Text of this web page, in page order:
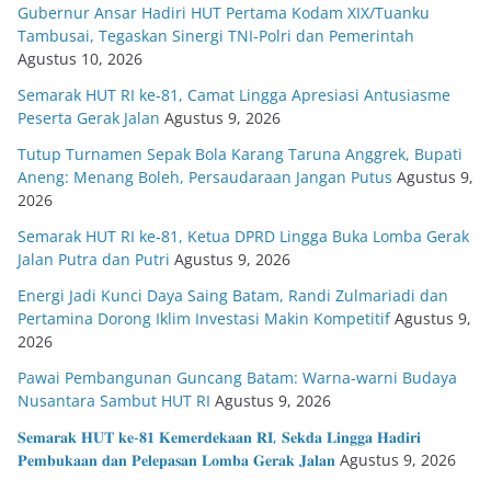
Gubernur Ansar Hadiri HUT Pertama Kodam XIX/Tuanku
Tambusai, Tegaskan Sinergi TNI-Polri dan Pemerintah
Agustus 10, 2026
Semarak HUT RI ke-81, Camat Lingga Apresiasi Antusiasme
Peserta Gerak Jalan Agustus 9, 2026
Tutup Turnamen Sepak Bola Karang Taruna Anggrek, Bupati
Aneng: Menang Boleh, Persaudaraan Jangan Putus Agustus 9,
2026
Semarak HUT RI ke-81, Ketua DPRD Lingga Buka Lomba Gerak
Jalan Putra dan Putri Agustus 9, 2026
Energi Jadi Kunci Daya Saing Batam, Randi Zulmariadi dan
Pertamina Dorong Iklim Investasi Makin Kompetitif Agustus 9,
2026
Pawai Pembangunan Guncang Batam: Warna-warni Budaya
Nusantara Sambut HUT RI Agustus 9, 2026
𝐒𝐞𝐦𝐚𝐫𝐚𝐤 𝐇𝐔𝐓 𝐤𝐞-𝟖𝟏 𝐊𝐞𝐦𝐞𝐫𝐝𝐞𝐤𝐚𝐚𝐧 𝐑𝐈, 𝐒𝐞𝐤𝐝𝐚 𝐋𝐢𝐧𝐠𝐠𝐚 𝐇𝐚𝐝𝐢𝐫𝐢
𝐏𝐞𝐦𝐛𝐮𝐤𝐚𝐚𝐧 𝐝𝐚𝐧 𝐏𝐞𝐥𝐞𝐩𝐚𝐬𝐚𝐧 𝐋𝐨𝐦𝐛𝐚 𝐆𝐞𝐫𝐚𝐤 𝐉𝐚𝐥𝐚𝐧 Agustus 9, 2026